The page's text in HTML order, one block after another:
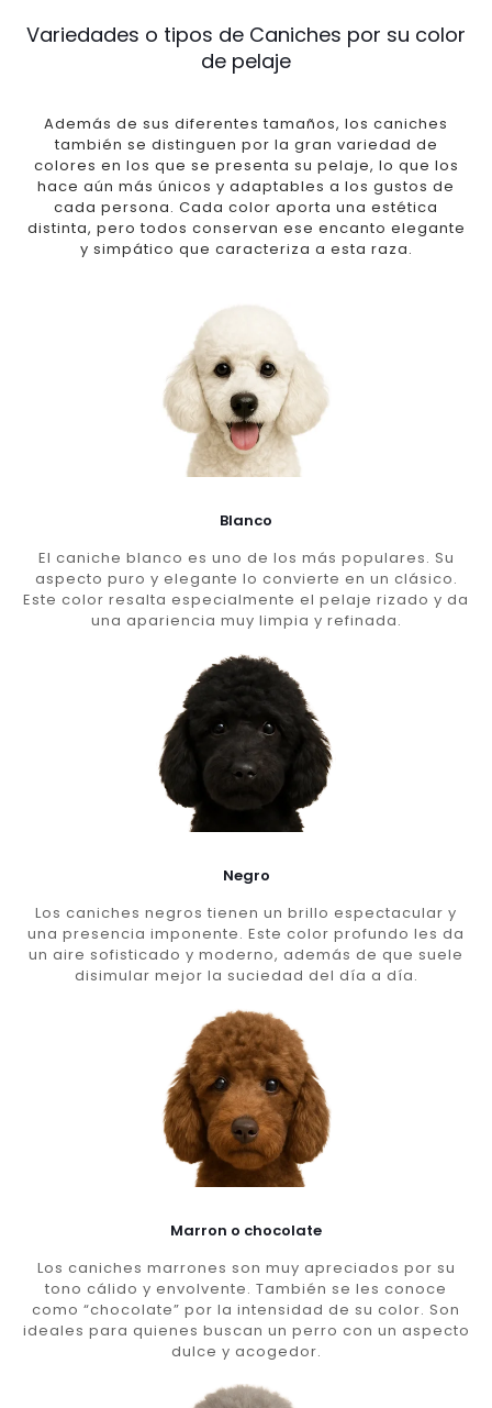
Variedades o tipos de Caniches por su color
de pelaje
Además de sus diferentes tamaños, los caniches
también se distinguen por la gran variedad de
colores en los que se presenta su pelaje, lo que los
hace aún más únicos y adaptables a los gustos de
cada persona. Cada color aporta una estética
distinta, pero todos conservan ese encanto elegante
y simpático que caracteriza a esta raza.
Blanco
El caniche blanco es uno de los más populares. Su
aspecto puro y elegante lo convierte en un clásico.
Este color resalta especialmente el pelaje rizado y da
una apariencia muy limpia y refinada.
Negro
Los caniches negros tienen un brillo espectacular y
una presencia imponente. Este color profundo les da
un aire sofisticado y moderno, además de que suele
disimular mejor la suciedad del día a día.
Marron o chocolate
Los caniches marrones son muy apreciados por su
tono cálido y envolvente. También se les conoce
como “chocolate” por la intensidad de su color. Son
ideales para quienes buscan un perro con un aspecto
dulce y acogedor.